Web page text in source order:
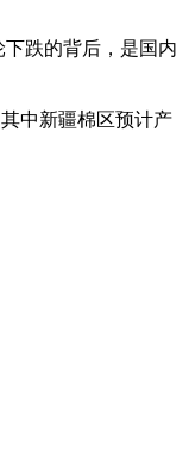
下跌的背后，是国内
中新疆棉区预计产